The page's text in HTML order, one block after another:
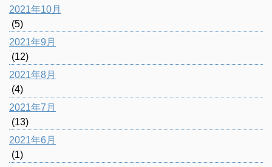
2021年10月
(5)
2021年9月
(12)
2021年8月
(4)
2021年7月
(13)
2021年6月
(1)